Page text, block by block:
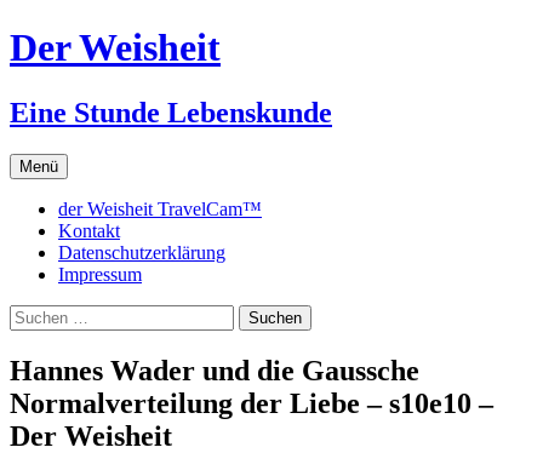
Zum
Inhalt
Der Weisheit
Eine Stunde Lebenskunde
Menü
der Weisheit TravelCam™
Kontakt
Datenschutzerklärung
Impressum
Suchen
nach:
Hannes Wader und die Gaussche
Normalverteilung der Liebe – s10e10 –
Der Weisheit